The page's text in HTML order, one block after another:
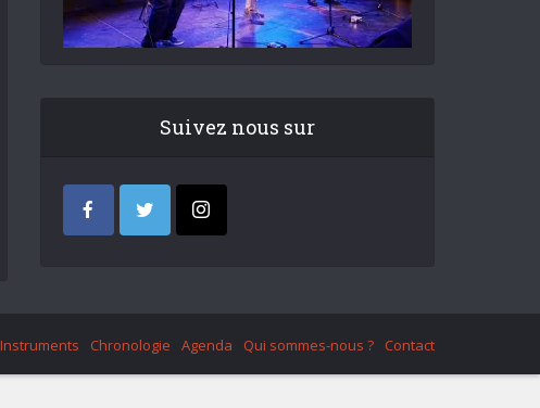
Suivez nous sur
Instruments Chronologie Agenda Qui sommes-nous ? Contact